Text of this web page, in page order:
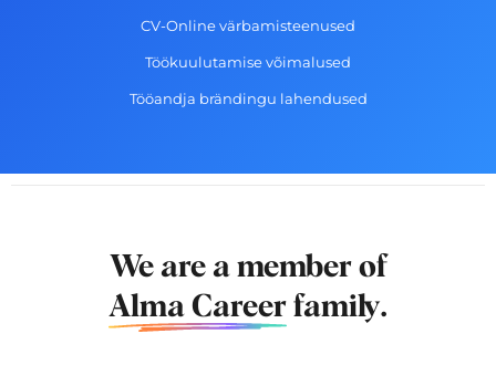
CV-Online värbamisteenused
Töökuulutamise võimalused
Tööandja brändingu lahendused
We are a member of
Alma Career family.